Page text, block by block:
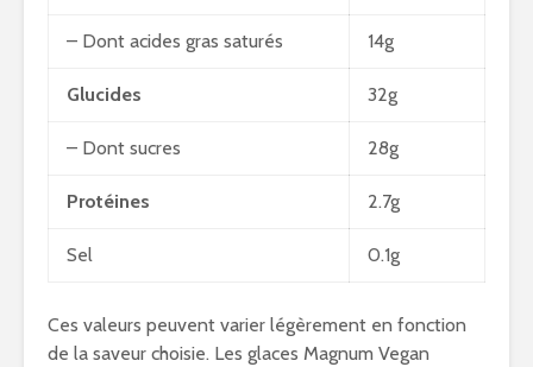
– Dont acides gras saturés 14g
Glucides 32g
– Dont sucres 28g
Protéines 2.7g
Sel 0.1g
Ces valeurs peuvent varier légèrement en fonction
de la saveur choisie. Les glaces Magnum Vegan